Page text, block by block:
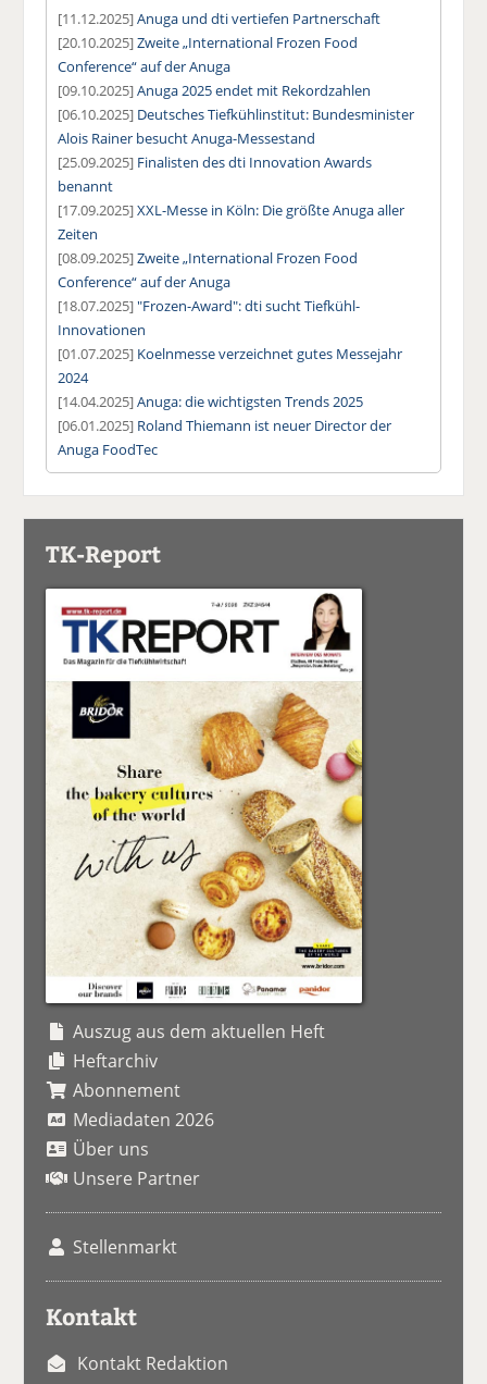
[11.12.2025]Anuga und dti vertiefen Partnerschaft
[20.10.2025]Zweite „International Frozen Food
Conference“ auf der Anuga
[09.10.2025]Anuga 2025 endet mit Rekordzahlen
[06.10.2025] Deutsches Tiefkühlinstitut: Bundesminister
Alois Rainer besucht Anuga-Messestand
[25.09.2025] Finalisten des dti Innovation Awards
benannt
[17.09.2025]XXL-Messe in Köln: Die größte Anuga aller
Zeiten
[08.09.2025]Zweite „International Frozen Food
Conference“ auf der Anuga
[18.07.2025]"Frozen-Award": dti sucht Tiefkühl-
Innovationen
[01.07.2025] Koelnmesse verzeichnet gutes Messejahr
2024
[14.04.2025]Anuga: die wichtigsten Trends 2025
[06.01.2025] Roland Thiemann ist neuer Director der
Anuga FoodTec
TK-Report
Auszug aus dem aktuellen Heft
Heftarchiv
Abonnement
Mediadaten 2026
Über uns
Unsere Partner
Stellenmarkt
Kontakt
Kontakt Redaktion